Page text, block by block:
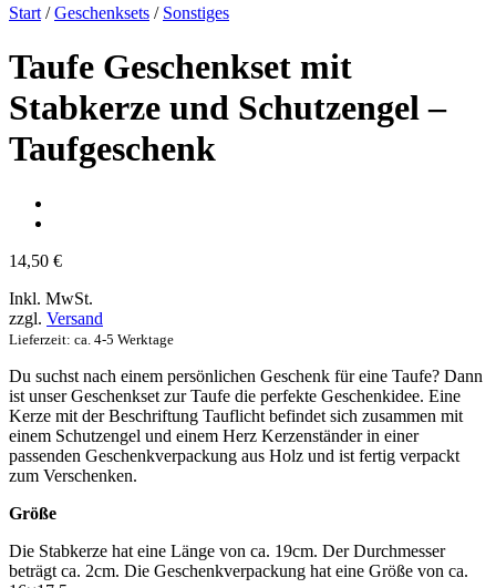
Start / Geschenksets / Sonstiges
Taufe Geschenkset mit
Stabkerze und Schutzengel –
Taufgeschenk
14,50 €
Inkl. MwSt.
zzgl. Versand
Lieferzeit: ca. 4-5 Werktage
Du suchst nach einem persönlichen Geschenk für eine Taufe? Dann
ist unser Geschenkset zur Taufe die perfekte Geschenkidee. Eine
Kerze mit der Beschriftung Tauflicht befindet sich zusammen mit
einem Schutzengel und einem Herz Kerzenständer in einer
passenden Geschenkverpackung aus Holz und ist fertig verpackt
zum Verschenken.
Größe
Die Stabkerze hat eine Länge von ca. 19cm. Der Durchmesser
beträgt ca. 2cm. Die Geschenkverpackung hat eine Größe von ca.